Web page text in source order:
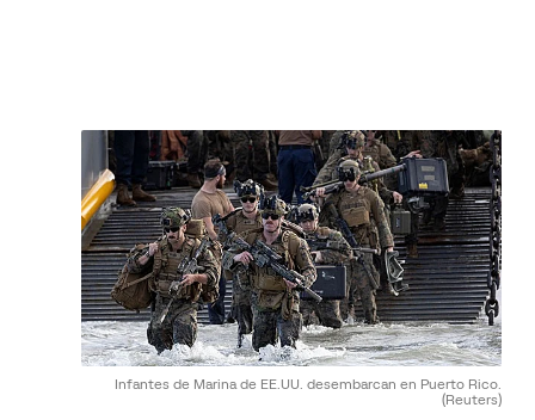
Infantes de Marina de EE.UU. desembarcan en Puerto Rico.
(Reuters)